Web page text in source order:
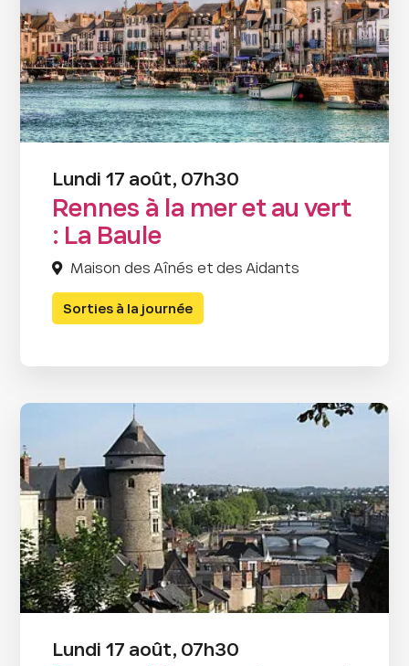
Lundi 17 août, 07h30
Rennes à la mer et au vert
: La Baule
Maison des Aînés et des Aidants
Sorties à la journée
Lundi 17 août, 07h30